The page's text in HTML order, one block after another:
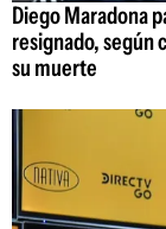
Diego Maradona
resignado, según
su muerte